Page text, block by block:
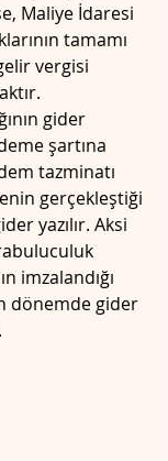
Maliye İdaresi
tamamı
vergisi
gider
şartına
tazminatı
gerçekleştiği
yazılır. Aksi
imzalandığı
dönemde gider